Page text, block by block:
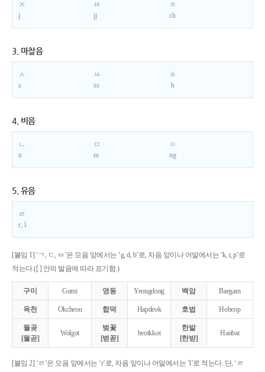
ㅈ
j
ㅉ
jj
ㅊ
ch
3. 마찰음
ㅅ
s
ㅆ
ss
ㅎ
h
4. 비음
ㄴ
n
ㅁ
m
ㅇ
ng
5. 유음
ㄹ
r, l
[붙임 1] ‘ㄱ, ㄷ, ㅂ’은 모음 앞에서는 ‘g, d, b’로, 자음 앞이나 어말에서는 ‘k, t, p’로
적는다.([ ] 안의 발음에 따라 표기함.)
구미 Gumi 영동 Yeongdong 백암 Baegam
옥천 Okcheon 합덕 Hapdeok 호법 Hobeop
월곶
[월곧]
Wolgot
벚꽃
[벋꼳]
beotkkot
한밭
[한받]
Hanbat
[붙임 2] ‘ㄹ’은 모음 앞에서는 ‘r’로, 자음 앞이나 어말에서는 ‘l’로 적는다. 단, ‘ㄹ